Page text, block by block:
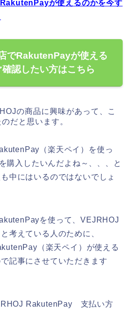
が使えるのかを今す
でRakutenPayが使える
認したい方はこちら
の商品に興味があって、こ
だと思います。
（楽天ペイ）を使っ
購入したいんだよね～、、、と
中にはいるのではないでしょ
を使って、VEJRHOJ
考えている人のために、
（楽天ペイ）が使える
記事にさせていただきます
RakutenPay 支払い方